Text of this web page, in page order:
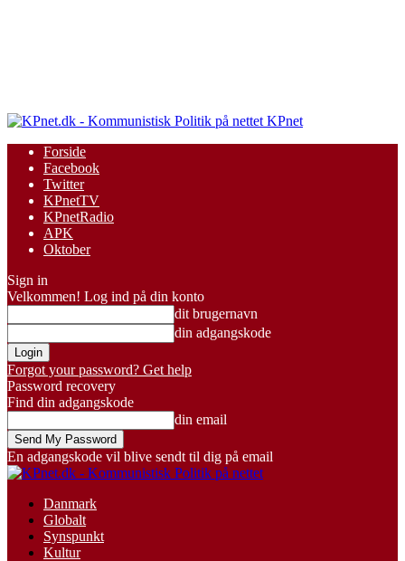
KPnet
Forside
Facebook
Twitter
KPnetTV
KPnetRadio
APK
Oktober
Sign in
Velkommen! Log ind på din konto
dit brugernavn
din adgangskode
Forgot your password? Get help
Password recovery
Find din adgangskode
din email
En adgangskode vil blive sendt til dig på email
Danmark
Globalt
Synspunkt
Kultur